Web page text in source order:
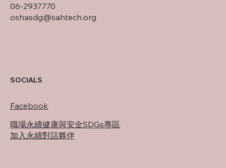
06-2937770
oshasdg@sahtech.org
SOCIALS
職場永續健康與安全SDGs專區
Facebook
加入永續對話夥伴